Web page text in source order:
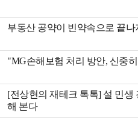
부동산 공약이 빈약속으로 끝나
"MG손해보험 처리 방안, 신중
[전상현의 재테크 톡톡] 설 민생
해 본다